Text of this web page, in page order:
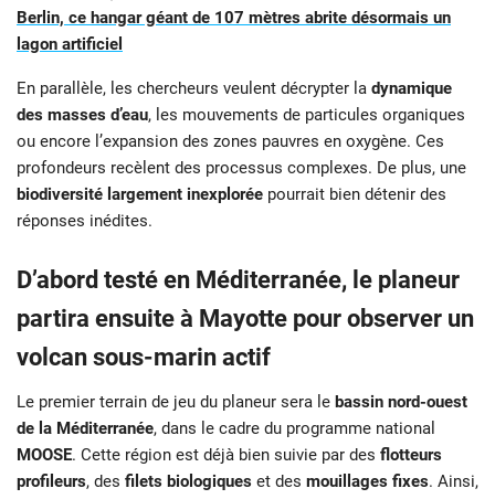
Berlin, ce hangar géant de 107 mètres abrite désormais un
lagon artificiel
En parallèle, les chercheurs veulent décrypter la dynamique
des masses d’eau, les mouvements de particules organiques
ou encore l’expansion des zones pauvres en oxygène. Ces
profondeurs recèlent des processus complexes. De plus, une
biodiversité largement inexplorée pourrait bien détenir des
réponses inédites.
D’abord testé en Méditerranée, le planeur
partira ensuite à Mayotte pour observer un
volcan sous-marin actif
Le premier terrain de jeu du planeur sera le bassin nord-ouest
de la Méditerranée, dans le cadre du programme national
MOOSE. Cette région est déjà bien suivie par des flotteurs
profileurs, des filets biologiques et des mouillages fixes. Ainsi,